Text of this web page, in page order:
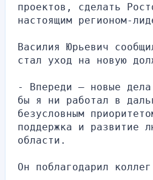
проектов, сделать
настоящим регионом-
Василия Юрьевич
стал уход на новую
- Впереди – новые
бы я ни работал в
безусловным
поддержка и развитие
области.
Он поблагодарил